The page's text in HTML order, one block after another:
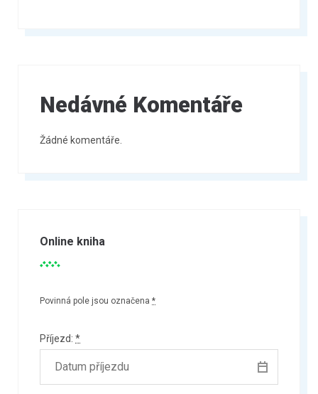
Nedávné Komentáře
Žádné komentáře.
Online kniha
Povinná pole jsou označena *
Příjezd: *